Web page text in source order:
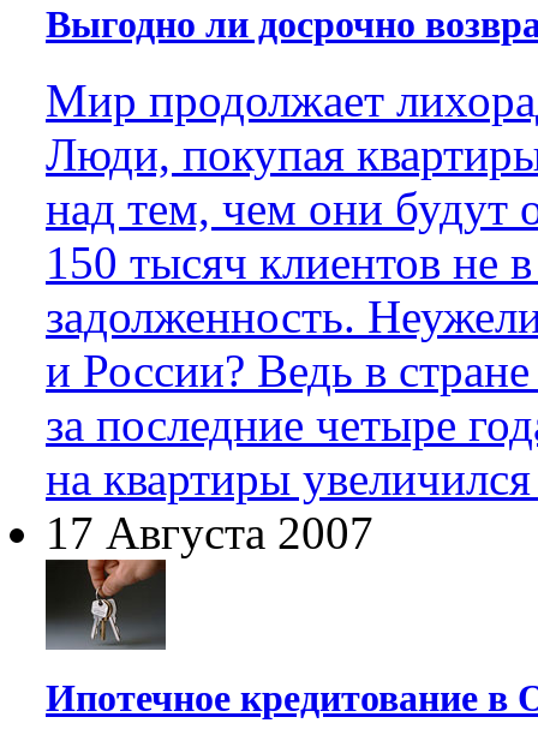
Выгодно ли досрочно
Мир продолжает
Люди, покупая
над тем, чем они будут
150 тысяч клиентов не
задолженность.
и России? Ведь в
за последние четыре
на квартиры
17 Августа 2007
Ипотечное кредитование в